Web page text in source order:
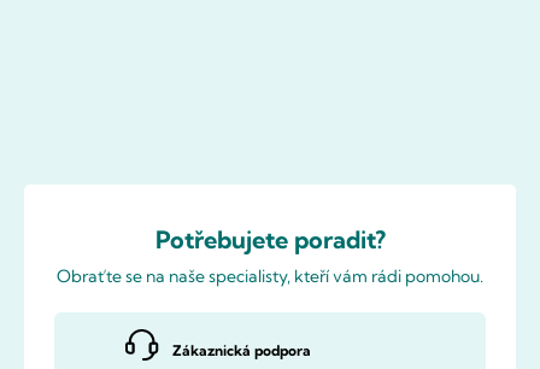
Potřebujete poradit?
Obraťte se na naše specialisty, kteří vám rádi pomohou.
Zákaznická podpora